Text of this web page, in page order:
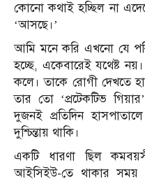
কোনো কথাই হচ্ছিল না
‘আসছে।’
আমি মনে করি এখনো যে
হচ্ছে, একেবারেই যথেষ্ট
কলে। তাকে রোগী দেখতে
তার তো ‘প্রটেকটিভ
দুজনই প্রতিদিন
দুশ্চিন্তায় থাকি।
একটি ধারণা ছিল
আইসিইউ-তে থাকার সময়